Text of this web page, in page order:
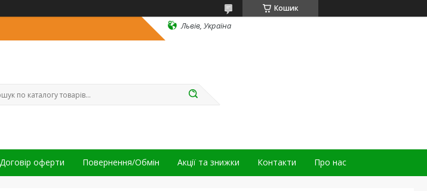
Кошик
Львів, Україна
Договір оферти Повернення/Обмін Акції та знижки Контакти Про нас